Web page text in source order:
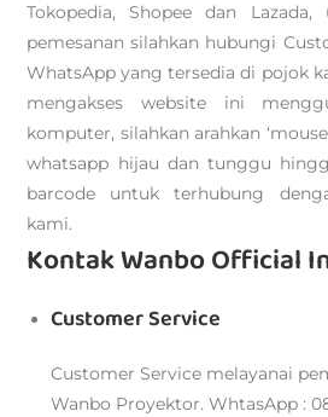
Tokopedia, Shopee dan
pemesanan silahkan hubungi
WhatsApp yang tersedia di pojok
mengakses website ini
komputer, silahkan arahkan
whatsapp hijau dan tunggu
barcode untuk terhubung
kami.
Kontak Wanbo Official
Customer Service
Customer Service melayanai
Wanbo Proyektor. WhtasApp :